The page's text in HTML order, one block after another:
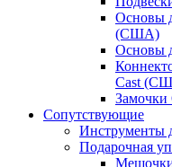
Основы
(США)
Основы
Cast
Сопутствующие
Инструменты
Подарочная